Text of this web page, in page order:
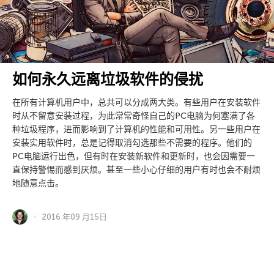
如何永久远离垃圾软件的侵扰
在所有计算机用户中，总共可以分成两大类。有些用户在安装软件
时从不留意安装过程，为此常常奇怪自己的PC电脑为何塞满了各
种垃圾程序，进而影响到了计算机的性能和可用性。另一些用户在
安装实用软件时，总是记得取消勾选那些不需要的程序。他们的
PC电脑运行出色，但有时在安装新软件和更新时，也会因需要一
直保持警惕而感到厌烦。甚至一些小心仔细的用户有时也会不耐烦
地随意点击。
2016 年09 月15日